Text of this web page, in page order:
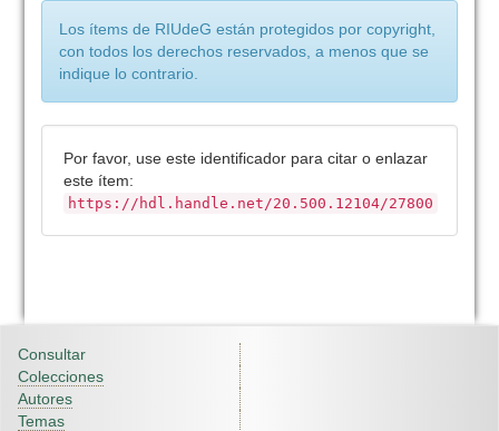
Los ítems de RIUdeG están protegidos por copyright,
con todos los derechos reservados, a menos que se
indique lo contrario.
Por favor, use este identificador para citar o enlazar
este ítem:
https://hdl.handle.net/20.500.12104/27800
Consultar
Colecciones
Autores
Temas